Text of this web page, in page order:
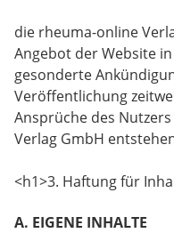
die rheuma-online
Angebot der Website
gesonderte
Veröffentlichung
Ansprüche des
Verlag GmbH
<h1>3. Haftung für
A. EIGENE INHALTE